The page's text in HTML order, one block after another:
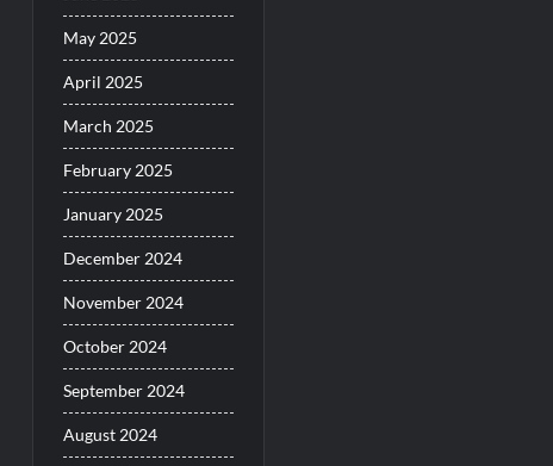
May 2025
April 2025
March 2025
February 2025
January 2025
December 2024
November 2024
October 2024
September 2024
August 2024